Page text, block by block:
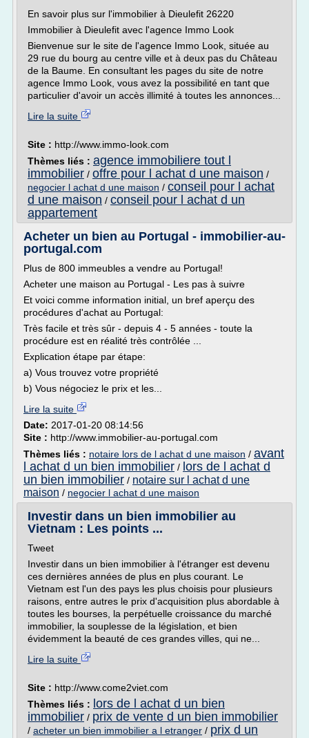
En savoir plus sur l'immobilier à Dieulefit 26220
Immobilier à Dieulefit avec l'agence Immo Look
Bienvenue sur le site de l'agence Immo Look, située au
29 rue du bourg au centre ville et à deux pas du Château
de la Baume. En consultant les pages du site de notre
agence Immo Look, vous avez la possibilité en tant que
particulier d'avoir un accès illimité à toutes les annonces...
Lire la suite
Site : http://www.immo-look.com
Thèmes liés : agence immobiliere tout l
immobilier / offre pour l achat d une maison /
negocier l achat d une maison / conseil pour l achat
d une maison / conseil pour l achat d un
appartement
Acheter un bien au Portugal - immobilier-au-
portugal.com
Plus de 800 immeubles a vendre au Portugal!
Acheter une maison au Portugal - Les pas à suivre
Et voici comme information initial, un bref aperçu des
procédures d'achat au Portugal:
Très facile et très sûr - depuis 4 - 5 années - toute la
procédure est en réalité très contrôlée ...
Explication étape par étape:
a) Vous trouvez votre propriété
b) Vous négociez le prix et les...
Lire la suite
Date: 2017-01-20 08:14:56
Site : http://www.immobilier-au-portugal.com
Thèmes liés : notaire lors de l achat d une maison / avant
l achat d un bien immobilier / lors de l achat d
un bien immobilier / notaire sur l achat d une
maison / negocier l achat d une maison
Investir dans un bien immobilier au
Vietnam : Les points ...
Tweet
Investir dans un bien immobilier à l'étranger est devenu
ces dernières années de plus en plus courant. Le
Vietnam est l'un des pays les plus choisis pour plusieurs
raisons, entre autres le prix d'acquisition plus abordable à
toutes les bourses, la perpétuelle croissance du marché
immobilier, la souplesse de la législation, et bien
évidemment la beauté de ces grandes villes, qui ne...
Lire la suite
Site : http://www.come2viet.com
Thèmes liés : lors de l achat d un bien
immobilier / prix de vente d un bien immobilier
/ acheter un bien immobilier a l etranger / prix d un